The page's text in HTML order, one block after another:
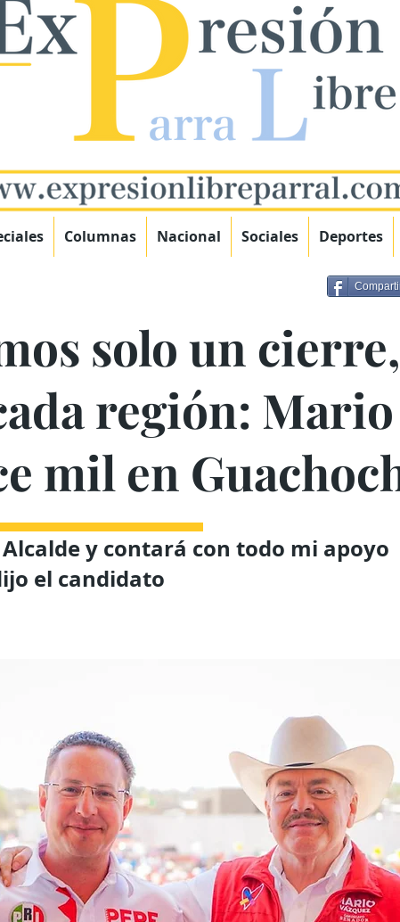
Columnas Nacional Sociales Deportes
solo un
región: Mario
mil en
Alcalde y contará con todo mi apoyo
el candidato